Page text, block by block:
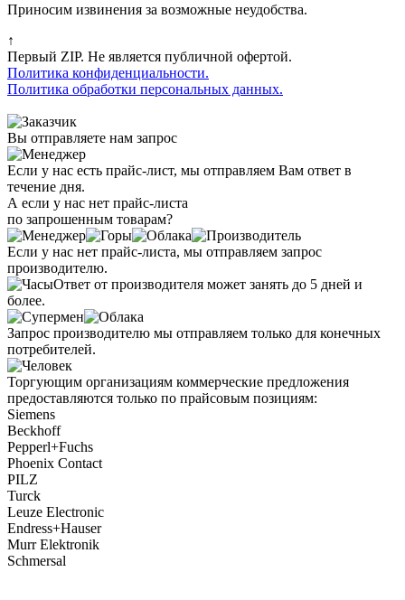
Приносим извинения за возможные неудобства.
↑
Первый ZIP. Не является публичной офертой.
Политика конфиденциальности.
Политика обработки персональных данных.
Вы отправляете нам запрос
Если у нас есть прайс-лист, мы отправляем Вам ответ в
течение дня.
А если у нас нет прайс-листа
по запрошенным товарам?
Если у нас нет прайс-листа, мы отправляем запрос
производителю.
Ответ от производителя может занять до 5 дней и
более.
Запрос производителю мы отправляем только для конечных
потребителей.
Торгующим организациям коммерческие предложения
предоставляются только по прайсовым позициям:
Siemens
Beckhoff
Pepperl+Fuchs
Phoenix Contact
PILZ
Turck
Leuze Electronic
Endress+Hauser
Murr Elektronik
Schmersal